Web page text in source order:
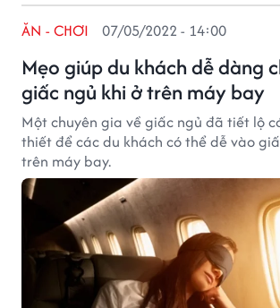
Mẹo giúp du khách dễ dàng
giấc ngủ khi ở trên máy bay
ĂN - CHƠI 07/05/2022 - 14:00
Một chuyên gia về giấc ngủ đã tiết lộ
thiết để các du khách có thể dễ vào
trên máy bay.